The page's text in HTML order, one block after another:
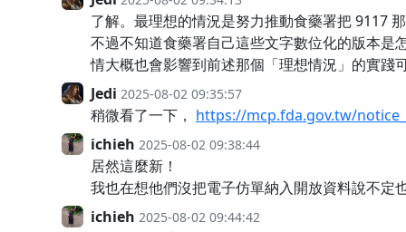
了解。最理想的情況是努力推動食藥署把 9117
不過不知道食藥署自己這些文字數位化的版本是
情大概也會影響到前述那個「理想情況」的實踐
Jedi 2025-08-02 09:35:57
稍微看了一下， https://mcp.fda.gov.tw/
ichieh 2025-08-02 09:38:44
居然這麼新！
我也在想他們沒把電子仿單納入開放資料說不定
ichieh 2025-08-02 09:44:42